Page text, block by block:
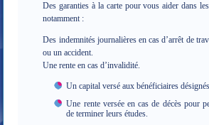
Des garanties à la carte pour vous aider dans
notamment :
Des indemnités journalières en cas d’arrêt de
ou un accident.
Une rente en cas d’invalidité.
Un capital versé aux bénéficiaires
Une rente versée en cas de décès pour
de terminer leurs études.